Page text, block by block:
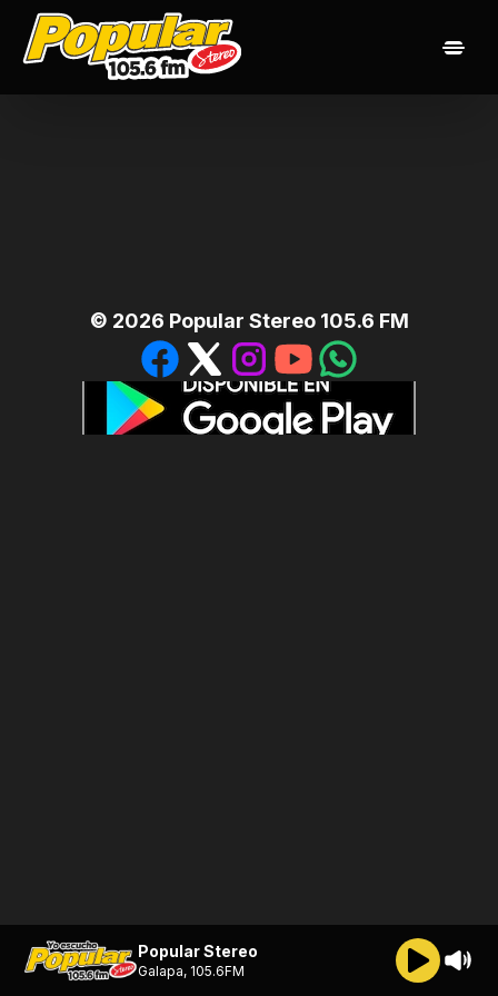
Inicio
Noticias
Las 20 popularisimas
Popular Stereo
Galapa, 105.6FM
© 2026 Popular Stereo 105.6 FM